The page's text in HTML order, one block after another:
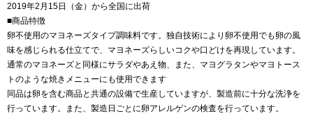
2019年2月15日（金）から全国に出荷
■商品特徴
卵不使用のマヨネーズタイプ調味料です。独自技術により卵不使用でも卵の風
味を感じられる仕立てで、マヨネーズらしいコクや口どけを再現しています。
通常のマヨネーズと同様にサラダやあえ物、また、マヨグラタンやマヨトース
トのような焼きメニューにも使用できます
同品は卵を含む商品と共通の設備で生産していますが、製造前に十分な洗浄を
行っています。また、製造日ごとに卵アレルゲンの検査を行っています。